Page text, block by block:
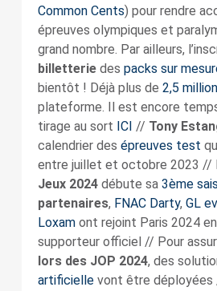
Common Cents) pour rendre
épreuves olympiques et
grand nombre. Par ailleurs,
billetteriedes packs sur
bientôt ! Déjà plus de 2,5
plateforme. Il est encore temps
tirage au sort ICI // Tony
calendrier des épreuves test
entre juillet et octobre 2023 //
Jeux 2024débute sa 3ème
partenaires, FNAC Darty, GL
Loxamont rejoint Paris 2024
supporteur officiel // Pour
lors des JOP 2024, des
artificiellevont être déployées